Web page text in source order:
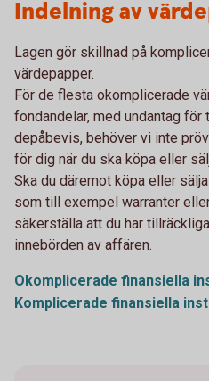
Indelning av
Lagen gör skillnad på
värdepapper.
För de flesta okomplicerade
fondandelar, med undantag för
depåbevis, behöver vi inte
för dig när du ska köpa eller
Ska du däremot köpa eller
som till exempel warranter
säkerställa att du har
innebörden av affären.
Okomplicerade finansiella
Komplicerade finansiella